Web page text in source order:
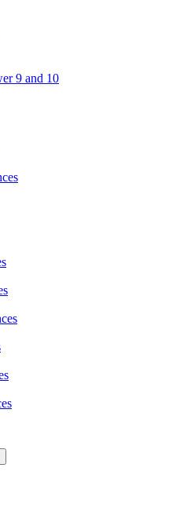
9 and 10